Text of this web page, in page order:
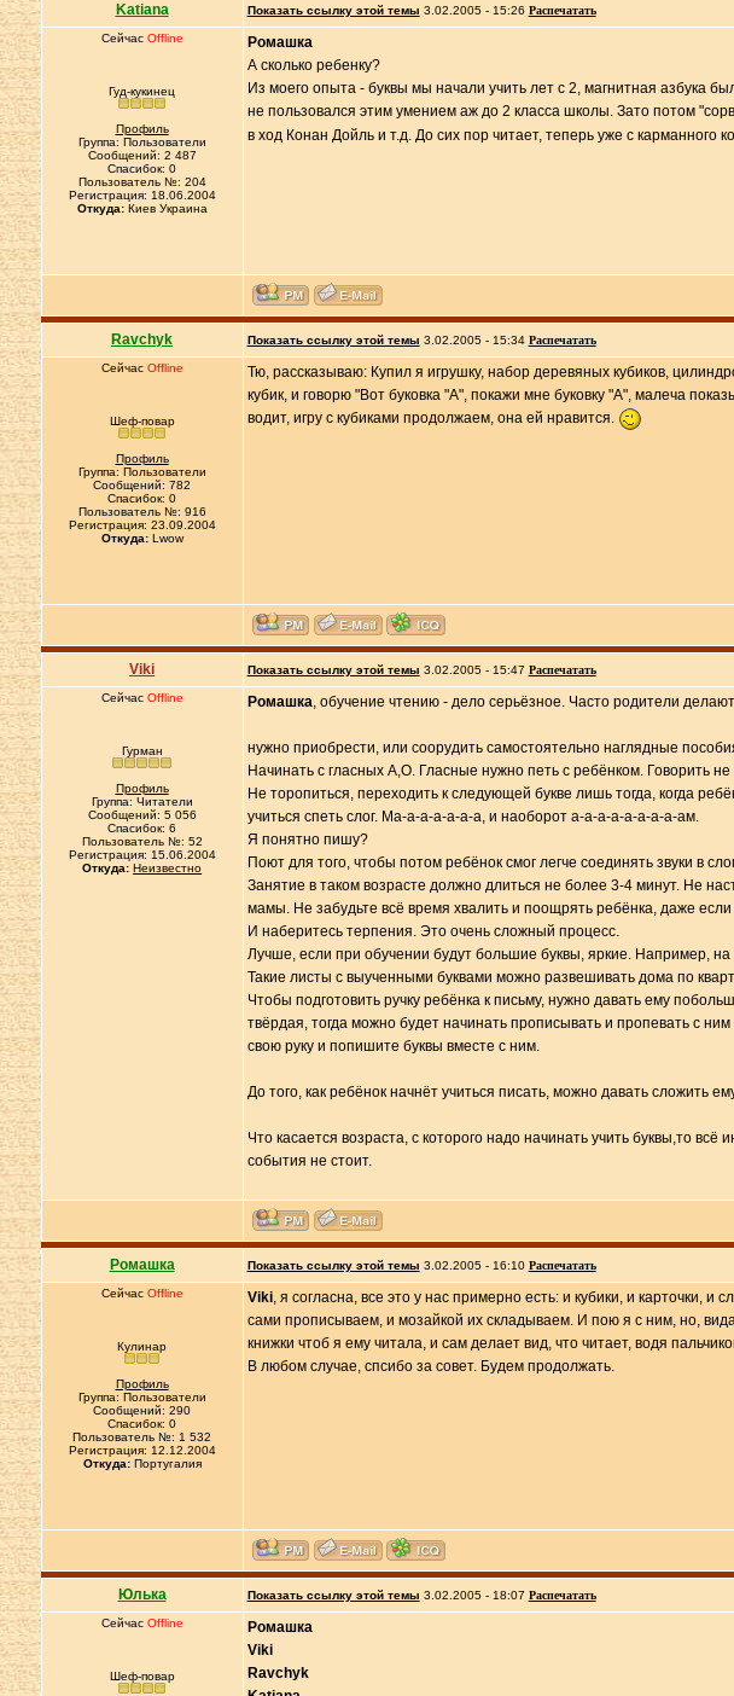
Katiana Показать ссылку этой темы 3.02.2005 - 15:26 Распечатать
Сейчас Offline
Гуд-кукинец
Профиль
Группа: Пользователи
Сообщений: 2 487
Спасибок: 0
Пользователь №: 204
Регистрация: 18.06.2004
Откуда:Киев Украина
Ромашка
А сколько ребенку?
Из моего опыта - буквы мы начали учить лет с 2, магнитная азбука
не пользовался этим умением аж до 2 класса школы. Зато потом
в ход Конан Дойль и т.д. До сих пор читает, теперь уже с карманного
Ravchyk Показать ссылку этой темы 3.02.2005 - 15:34 Распечатать
Сейчас Offline
Шеф-повар
Профиль
Группа: Пользователи
Сообщений: 782
Спасибок: 0
Пользователь №: 916
Регистрация: 23.09.2004
Откуда:Lwow
Тю, рассказываю: Купил я игрушку, набор деревяных кубиков,
кубик, и говорю "Вот буковка "А", покажи мне буковку "А", малеча
водит, игру с кубиками продолжаем, она ей нравится.
Viki Показать ссылку этой темы 3.02.2005 - 15:47 Распечатать
Сейчас Offline
Гурман
Профиль
Группа: Читатели
Сообщений: 5 056
Спасибок: 6
Пользователь №: 52
Регистрация: 15.06.2004
Откуда: Неизвестно
Ромашка, обучение чтению - дело серьёзное. Часто родители
нужно приобрести, или соорудить самостоятельно наглядные
Начинать с гласных А,О. Гласные нужно петь с ребёнком. Говорить
Не торопиться, переходить к следующей букве лишь тогда, когда
учиться спеть слог. Ма-а-а-а-а-а-а, и наоборот а-а-а-а-а-а-а-а-ам.
Я понятно пишу?
Поют для того, чтобы потом ребёнок смог легче соединять звуки в
Занятие в таком возрасте должно длиться не более 3-4 минут. Не
мамы. Не забудьте всё время хвалить и поощрять ребёнка, даже
И наберитесь терпения. Это очень сложный процесс.
Лучше, если при обучении будут большие буквы, яркие. Например,
Такие листы с выученными буквами можно развешивать дома по
Чтобы подготовить ручку ребёнка к письму, нужно давать ему
твёрдая, тогда можно будет начинать прописывать и пропевать с
свою руку и попишите буквы вместе с ним.
До того, как ребёнок начнёт учиться писать, можно давать сложить
Что касается возраста, с которого надо начинать учить буквы,то
события не стоит.
Ромашка Показать ссылку этой темы 3.02.2005 - 16:10 Распечатать
Сейчас Offline
Кулинар
Профиль
Группа: Пользователи
Сообщений: 290
Спасибок: 0
Пользователь №: 1 532
Регистрация: 12.12.2004
Откуда:Португалия
Viki, я согласна, все это у нас примерно есть: и кубики, и
сами прописываем, и мозайкой их складываем. И пою я с ним, но,
книжки чтоб я ему читала, и сам делает вид, что читает, водя
В любом случае, спсибо за совет. Будем продолжать.
Юлька Показать ссылку этой темы 3.02.2005 - 18:07 Распечатать
Сейчас Offline
Шеф-повар
Ромашка
Viki
Ravchyk